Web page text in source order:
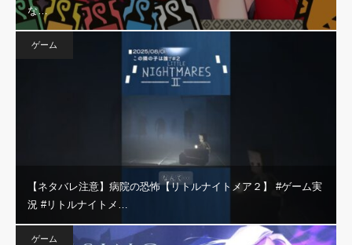
な…
ゲーム
【ネタバレ注意】病院の恐怖【リトルナイトメア２】 #ゲーム実
況 #リトルナイトメ…
ゲーム